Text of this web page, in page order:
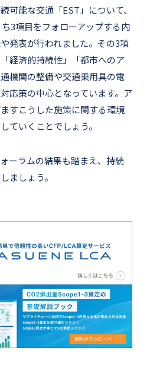
可能な交通「EST」について、
3項目をフォローアップする内
発表が行われました。その3項
経済的持続性」「都市へのア
機関の整備や交通乗用具の電
応策の中心となっています。ア
すこうした施策に関する環境
ていくことでしょう。
ーラムの結果も踏まえ、持続
ましょう。